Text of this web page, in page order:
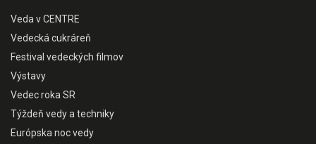
Veda v CENTRE
Vedecká cukráreň
Festival vedeckých filmov
Výstavy
Vedec roka SR
Týždeň vedy a techniky
Európska noc vedy